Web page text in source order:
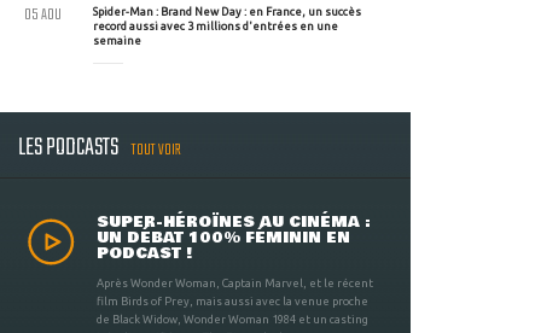
Spider-Man : Brand New Day : en France, un succès
record aussi avec 3 millions d'entrées en une
semaine
05 AOU
LES PODCASTS TOUT VOIR
SUPER-HÉROÏNES AU CINÉMA :
UN DÉBAT 100% FÉMININ EN
PODCAST !
Après Wonder Woman, Captain Marvel, et le récent
film Birds of Prey, mais aussi avec la venue proche
de Black Widow, Wonder Woman 1984 et un casting